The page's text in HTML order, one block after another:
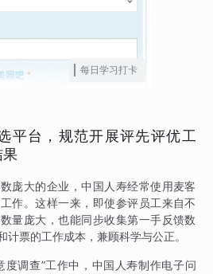
每日学习打卡
平台，规范开展评先评优工
庞大的企业，中国人寿经常使用麦客
作。这样一来，即使参评员工来自不
量庞大，也能同步收集第一手反馈数
票的工作成本，兼顾科学与公正。
度调查”工作中，中国人寿制作电子问